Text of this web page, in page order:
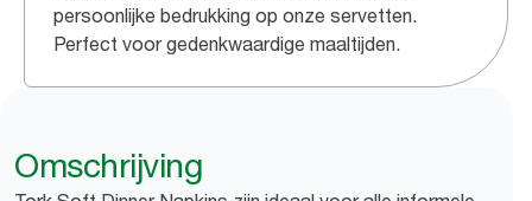
persoonlijke bedrukking op onze servetten.
Perfect voor gedenkwaardige maaltijden.
Omschrijving